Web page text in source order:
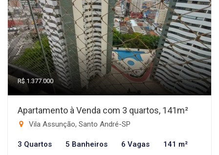
R$ 1.377.000
Apartamento à Venda com 3 quartos, 141m²
Vila Assunção, Santo André-SP
3 Quartos 5 Banheiros 6 Vagas 141 m²